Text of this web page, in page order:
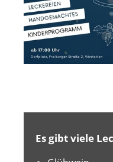
Es gibt viele